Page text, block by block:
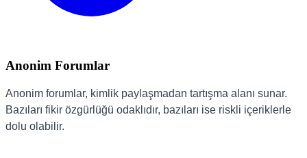
Anonim Forumlar
Anonim forumlar, kimlik paylaşmadan tartışma alanı sunar.
Bazıları fikir özgürlüğü odaklıdır, bazıları ise riskli içeriklerle
dolu olabilir.